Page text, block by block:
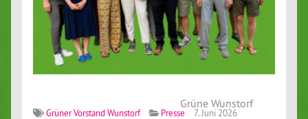
Grüne Wunstorf
Grüner Vorstand Wunstorf Presse 7. Juni 2026